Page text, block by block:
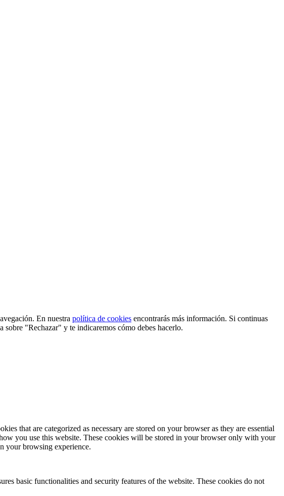
En nuestra política de cookies encontrarás más información. Si continuas
sobre "Rechazar" y te indicaremos cómo debes hacerlo.
that are categorized as necessary are stored on your browser as they are essential
you use this website. These cookies will be stored in your browser only with your
your browsing experience.
basic functionalities and security features of the website. These cookies do not